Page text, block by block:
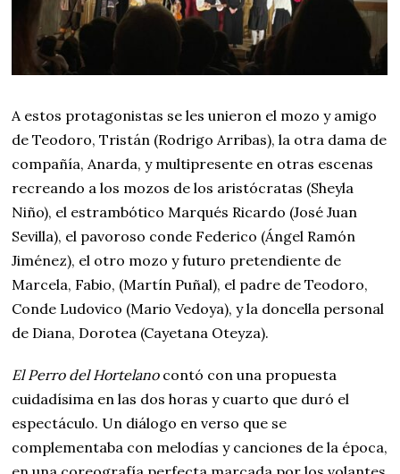
A estos protagonistas se les unieron el mozo y amigo
de Teodoro, Tristán (Rodrigo Arribas), la otra dama de
compañía, Anarda, y multipresente en otras escenas
recreando a los mozos de los aristócratas (Sheyla
Niño), el estrambótico Marqués Ricardo (José Juan
Sevilla), el pavoroso conde Federico (Ángel Ramón
Jiménez), el otro mozo y futuro pretendiente de
Marcela, Fabio, (Martín Puñal), el padre de Teodoro,
Conde Ludovico (Mario Vedoya), y la doncella personal
de Diana, Dorotea (Cayetana Oteyza).
El Perro del Hortelano contó con una propuesta
cuidadísima en las dos horas y cuarto que duró el
espectáculo. Un diálogo en verso que se
complementaba con melodías y canciones de la época,